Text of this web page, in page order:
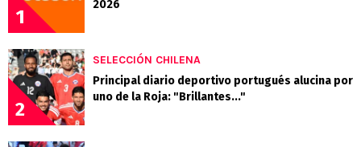
1
2026
2
SELECCIÓN CHILENA
Principal diario deportivo portugués alucina por
uno de la Roja: "Brillantes..."